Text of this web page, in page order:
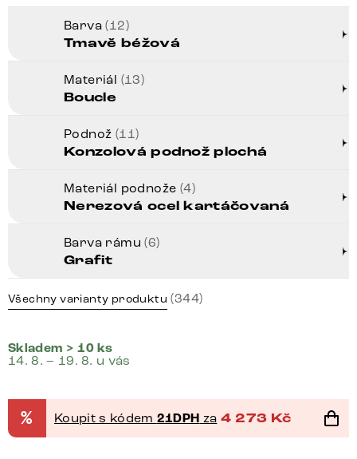
Barva(12)
Tmavě béžová
Materiál (13)
Boucle
Podnož (11)
Konzolová podnož plochá
Materiál podnože (4)
Nerezová ocel kartáčovaná
Barva rámu(6)
Grafit
Všechny varianty produktu (344)
Skladem > 10 ks
14. 8. – 19. 8. u vás
% Koupit s kódem 21DPH za 4 273 Kč